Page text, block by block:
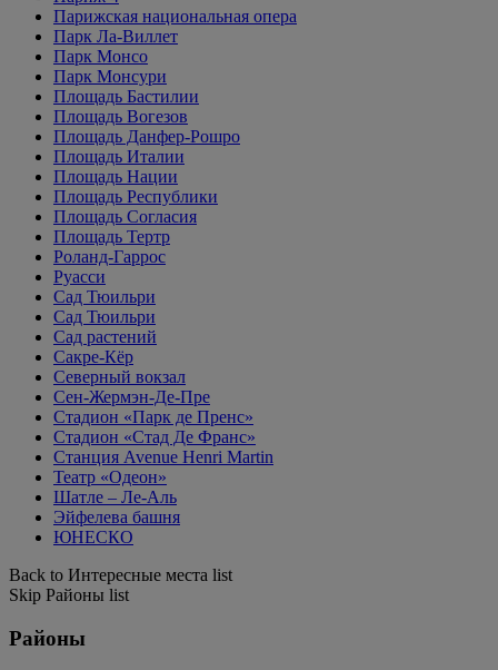
Парижская национальная опера
Парк Ла-Виллет
Парк Монсо
Парк Монсури
Площадь Бастилии
Площадь Вогезов
Площадь Данфер-Рошро
Площадь Италии
Площадь Нации
Площадь Республики
Площадь Согласия
Площадь Тертр
Роланд-Гаррос
Руасси
Сад Тюильри
Сад Тюильри
Сад растений
Сакре-Кёр
Северный вокзал
Сен-Жермэн-Де-Пре
Стадион «Парк де Пренс»
Стадион «Стад Де Франс»
Станция Avenue Henri Martin
Театр «Одеон»
Шатле – Ле-Аль
Эйфелева башня
ЮНЕСКО
Back to Интересные места list
Skip Районы list
Районы